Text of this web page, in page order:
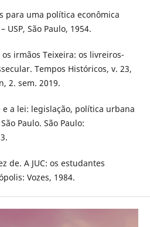
para uma política econômica
USP, São Paulo, 1954.
irmãos Teixeira: os livreiros-
Tempos Históricos, v. 23,
2. sem. 2019.
e a lei: legislação, política urbana
Paulo. São Paulo:
de. A JUC: os estudantes
Vozes, 1984.